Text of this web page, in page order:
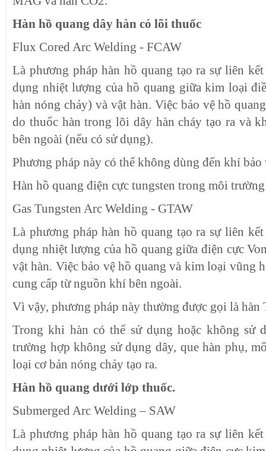
Hàn hồ quang dây hàn có lõi thuốc
Flux Cored Arc Welding - FCAW
Là phương pháp hàn hồ quang tạo ra sự liên
dụng nhiệt lượng của hồ quang giữa kim loại
hàn nóng chảy) và vật hàn. Việc bảo vệ hồ
do thuốc hàn trong lõi dây hàn cháy tạo ra và
bên ngoài (nếu có sử dụng).
Phương pháp này có thể không dùng đến khí bảo
Hàn hồ quang điện cực tungsten trong môi
Gas Tungsten Arc Welding - GTAW
Là phương pháp hàn hồ quang tạo ra sự liên
dụng nhiệt lượng của hồ quang giữa điện cực
vật hàn. Việc bảo vệ hồ quang và kim loại vũng
cung cấp từ nguồn khí bên ngoài.
Vì vậy, phương pháp này thường được gọi là hàn
Trong khi hàn có thể sử dụng hoặc không sử
trường hợp không sử dụng dây, que hàn phụ,
loại cơ bản nóng chảy tạo ra.
Hàn hồ quang dưới lớp thuốc.
Submerged Arc Welding – SAW
Là phương pháp hàn hồ quang tạo ra sự liên